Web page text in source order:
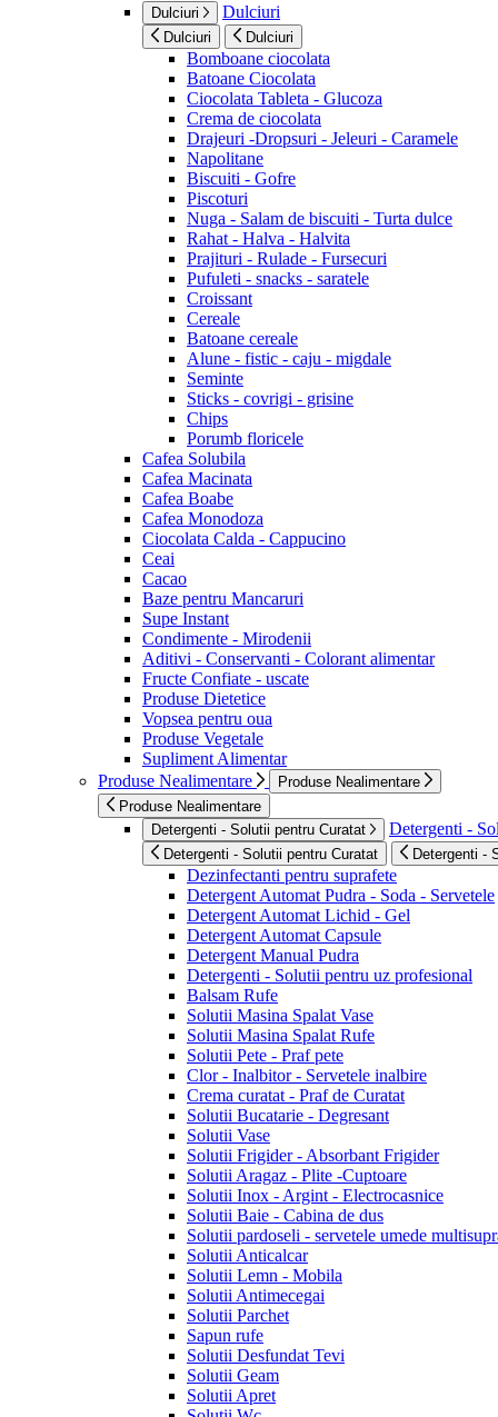
Dulciuri Dulciuri
Dulciuri Dulciuri
Bomboane ciocolata
Batoane Ciocolata
Ciocolata Tableta - Glucoza
Crema de ciocolata
Drajeuri -Dropsuri - Jeleuri - Caramele
Napolitane
Biscuiti - Gofre
Piscoturi
Nuga - Salam de biscuiti - Turta dulce
Rahat - Halva - Halvita
Prajituri - Rulade - Fursecuri
Pufuleti - snacks - saratele
Croissant
Cereale
Batoane cereale
Alune - fistic - caju - migdale
Seminte
Sticks - covrigi - grisine
Chips
Porumb floricele
Cafea Solubila
Cafea Macinata
Cafea Boabe
Cafea Monodoza
Ciocolata Calda - Cappucino
Ceai
Cacao
Baze pentru Mancaruri
Supe Instant
Condimente - Mirodenii
Aditivi - Conservanti - Colorant alimentar
Fructe Confiate - uscate
Produse Dietetice
Vopsea pentru oua
Produse Vegetale
Supliment Alimentar
Produse Nealimentare
Produse Nealimentare
Produse Nealimentare
Detergenti - Solutii pentru Curatat
Detergenti -
Detergenti - Solutii pentru Curatat Detergenti -
Dezinfectanti pentru suprafete
Detergent Automat Pudra - Soda - Servetele
Detergent Automat Lichid - Gel
Detergent Automat Capsule
Detergent Manual Pudra
Detergenti - Solutii pentru uz profesional
Balsam Rufe
Solutii Masina Spalat Vase
Solutii Masina Spalat Rufe
Solutii Pete - Praf pete
Clor - Inalbitor - Servetele inalbire
Crema curatat - Praf de Curatat
Solutii Bucatarie - Degresant
Solutii Vase
Solutii Frigider - Absorbant Frigider
Solutii Aragaz - Plite -Cuptoare
Solutii Inox - Argint - Electrocasnice
Solutii Baie - Cabina de dus
Solutii pardoseli - servetele umede
Solutii Anticalcar
Solutii Lemn - Mobila
Solutii Antimecegai
Solutii Parchet
Sapun rufe
Solutii Desfundat Tevi
Solutii Geam
Solutii Apret